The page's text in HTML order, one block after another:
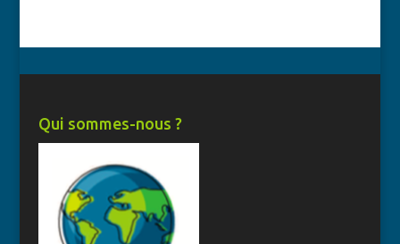
Qui sommes-nous ?